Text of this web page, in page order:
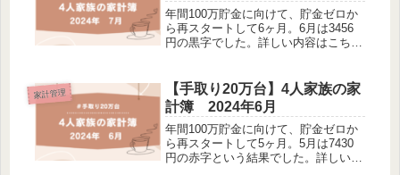
年間100万貯金に向けて、貯金ゼロか
ら再スタートして6ヶ月。6月は3456
円の黒字でした。詳しい内容はこち
結果は146円の黒字！さやんギリギリ
黒字でよかった！7月の...
家計管理
【手取り20万台】4人家族の家
計簿 2024年6月
年間100万貯金に向けて、貯金ゼロか
ら再スタートして5ヶ月。5月は7430
円の赤字という結果でした。詳しい内